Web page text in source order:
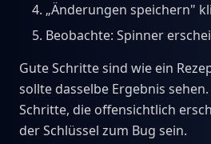
„Änderungen speichern"
Beobachte: Spinner
Gute Schritte sind wie ein
sollte dasselbe Ergebnis
Schritte, die offensichtlich
der Schlüssel zum Bug sein.